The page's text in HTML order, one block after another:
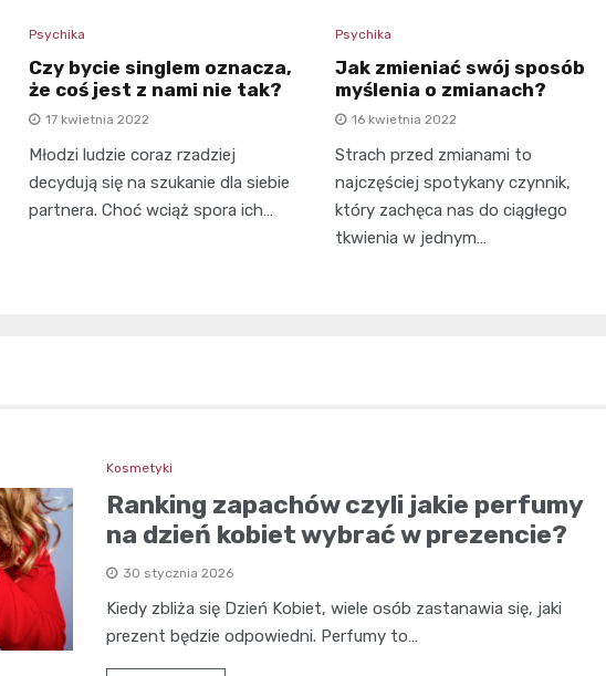
Psychika
Czy bycie singlem oznacza,
że coś jest z nami nie tak?
17 kwietnia 2022
Młodzi ludzie coraz rzadziej
decydują się na szukanie dla siebie
partnera. Choć wciąż spora ich…
Psychika
Jak zmieniać swój sposób
myślenia o zmianach?
16 kwietnia 2022
Strach przed zmianami to
najczęściej spotykany czynnik,
który zachęca nas do ciągłego
tkwienia w jednym…
Kosmetyki
Ranking zapachów czyli jakie perfumy
na dzień kobiet wybrać w prezencie?
30 stycznia 2026
Kiedy zbliża się Dzień Kobiet, wiele osób zastanawia się, jaki
prezent będzie odpowiedni. Perfumy to…